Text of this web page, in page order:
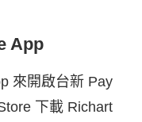
App
來開啟台新 Pay
下載 Richart